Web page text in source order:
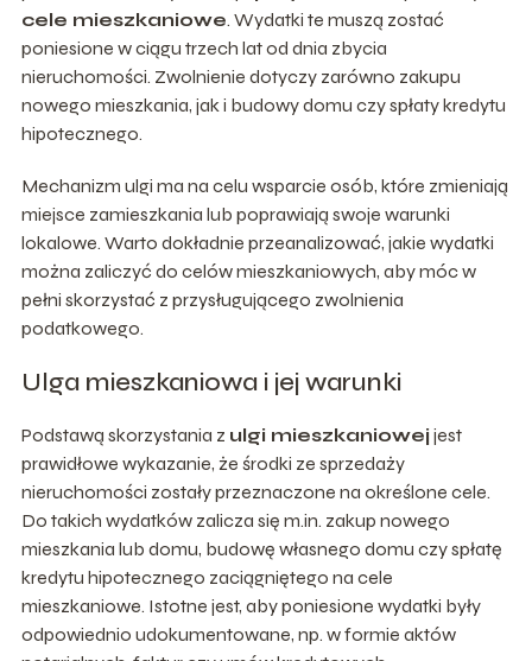
cele mieszkaniowe. Wydatki te muszą zostać
poniesione w ciągu trzech lat od dnia zbycia
nieruchomości. Zwolnienie dotyczy zarówno zakupu
nowego mieszkania, jak i budowy domu czy spłaty kredytu
hipotecznego.
Mechanizm ulgi ma na celu wsparcie osób, które zmieniają
miejsce zamieszkania lub poprawiają swoje warunki
lokalowe. Warto dokładnie przeanalizować, jakie wydatki
można zaliczyć do celów mieszkaniowych, aby móc w
pełni skorzystać z przysługującego zwolnienia
podatkowego.
Ulga mieszkaniowa i jej warunki
Podstawą skorzystania z ulgi mieszkaniowej jest
prawidłowe wykazanie, że środki ze sprzedaży
nieruchomości zostały przeznaczone na określone cele.
Do takich wydatków zalicza się m.in. zakup nowego
mieszkania lub domu, budowę własnego domu czy spłatę
kredytu hipotecznego zaciągniętego na cele
mieszkaniowe. Istotne jest, aby poniesione wydatki były
odpowiednio udokumentowane, np. w formie aktów